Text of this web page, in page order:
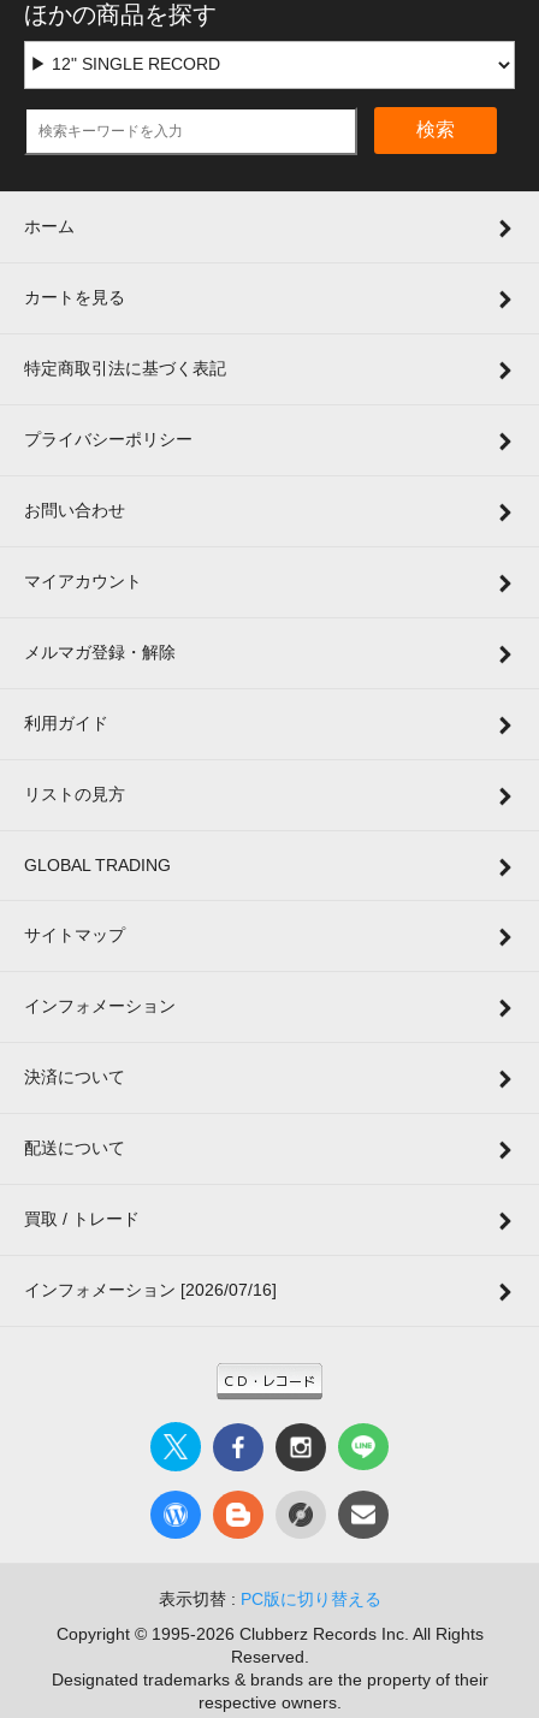
ほかの商品を探す
検索
ホーム
カートを見る
特定商取引法に基づく表記
プライバシーポリシー
お問い合わせ
マイアカウント
メルマガ登録・解除
利用ガイド
リストの見方
GLOBAL TRADING
サイトマップ
インフォメーション
決済について
配送について
買取 / トレード
インフォメーション [2026/07/16]
表示切替 : PC版に切り替える
Copyright © 1995-2026 Clubberz Records Inc. All Rights
Reserved.
Designated trademarks & brands are the property of their
respective owners.